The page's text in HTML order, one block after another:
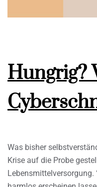
Hungrig?
Was bisher
Krise auf die Probe
Lebensmittelversorgung.